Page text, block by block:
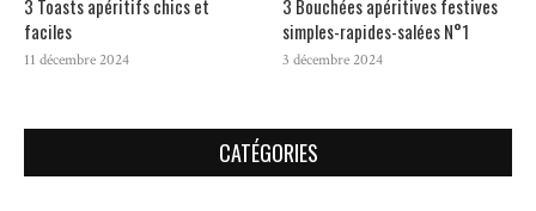
3 Toasts apéritifs chics et
faciles
11 décembre 2024
3 Bouchées apéritives festives
simples-rapides-salées N°1
3 décembre 2024
CATÉGORIES